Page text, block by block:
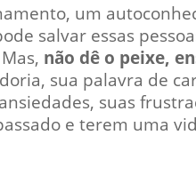
um
salvar essas
não dê o peixe,
sua palavra de
suas
e terem uma